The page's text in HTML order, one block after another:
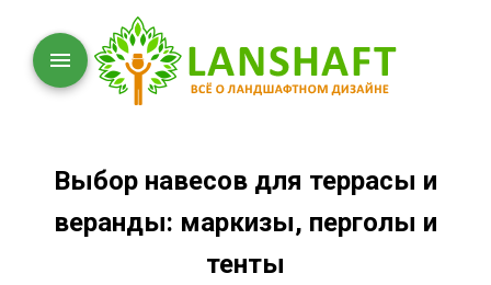
Выбор навесов для террасы и
веранды: маркизы, перголы и
тенты